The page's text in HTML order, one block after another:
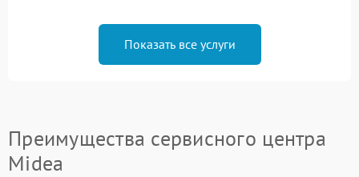
Показать все услуги
Преимущества сервисного центра
Midea